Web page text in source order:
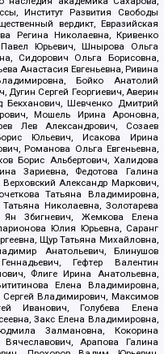
Институт Развития Свободы
вердикт, Евразийская
Регина Николаевна, Кривенко
Юрьевич, Шнырова Ольга
Сидорович Ольга Борисовна,
Анастасия Евгеньевна, Ривина
Бойко Анатолий
Дугин Сергей Георгиевич, Аверин
Бекханович, Шевченко Дмитрий
Мошель Ирина Ароновна,
Лев Александрович, Созаев
Юльевич, Исакова Ирина
Романова Ольга Евгеньевна,
Борис Альбертович, Халидова
Зариевна, Федотова Галина
Александр Маркович,
Татьяна Владимировна,
Николаевна, Золотарева
Ян Збигневич, Жемкова Елена
Юлия Юрьевна, Саранг
Щур Татьяна Михайловна,
Анатольевич, Блинушов
Гефтер Валентин
Флиге Ирина Анатольевна,
Елена Владимировна,
Владимирович, Максимов
Иванович, Голубева Елена
Закс Елена Владимировна,
Залмановна, Кокорина
Арапова Галина